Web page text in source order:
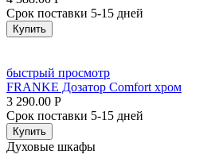
Срок поставки 5-15 дней
Купить
быстрый просмотр
FRANKE Дозатор Comfort хром
3 290.00 Р
Срок поставки 5-15 дней
Купить
Духовые шкафы